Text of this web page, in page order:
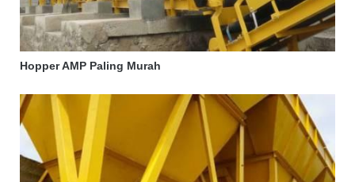
Hopper AMP Paling Murah